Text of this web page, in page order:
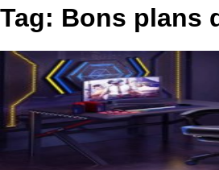
Tag: Bons plans